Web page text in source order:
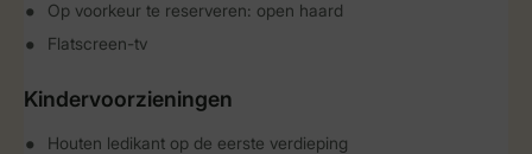
Op voorkeur te reserveren: open haard
Flatscreen-tv
Kindervoorzieningen
Houten ledikant op de eerste verdieping